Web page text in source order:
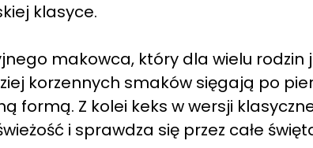
klasyce.
makowca, który dla wielu rodzin
korzennych smaków sięgają po
formą. Z kolei keks w wersji
i sprawdza się przez całe